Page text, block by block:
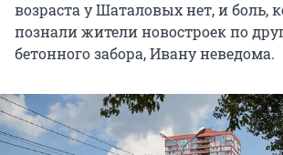
возраста у Шаталовых нет, и боль,
познали жители новостроек по
бетонного забора, Ивану неведома.